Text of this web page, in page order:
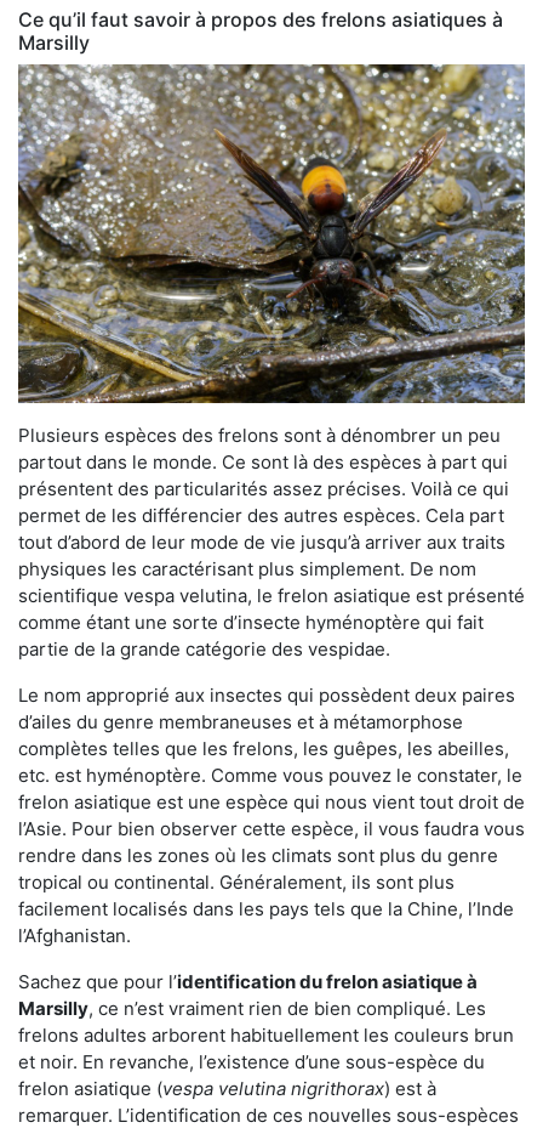
Ce qu’il faut savoir à propos des frelons asiatiques à
Marsilly
Plusieurs espèces des frelons sont à dénombrer un peu
partout dans le monde. Ce sont là des espèces à part qui
présentent des particularités assez précises. Voilà ce qui
permet de les différencier des autres espèces. Cela part
tout d’abord de leur mode de vie jusqu’à arriver aux traits
physiques les caractérisant plus simplement. De nom
scientifique vespa velutina, le frelon asiatique est présenté
comme étant une sorte d’insecte hyménoptère qui fait
partie de la grande catégorie des vespidae.
Le nom approprié aux insectes qui possèdent deux paires
d’ailes du genre membraneuses et à métamorphose
complètes telles que les frelons, les guêpes, les abeilles,
etc. est hyménoptère. Comme vous pouvez le constater, le
frelon asiatique est une espèce qui nous vient tout droit de
l’Asie. Pour bien observer cette espèce, il vous faudra vous
rendre dans les zones où les climats sont plus du genre
tropical ou continental. Généralement, ils sont plus
facilement localisés dans les pays tels que la Chine, l’Inde
l’Afghanistan.
Sachez que pour l’identification du frelon asiatiqueà
Marsilly, ce n’est vraiment rien de bien compliqué. Les
frelons adultes arborent habituellement les couleurs brun
et noir. En revanche, l’existence d’une sous-espèce du
frelon asiatique (vespa velutina nigrithorax) est à
remarquer. L’identification de ces nouvelles sous-espèces